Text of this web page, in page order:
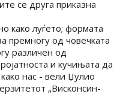
се друга приказна
како луѓето; формата
премногу од човечката
различен од
и кучињата да
нас - вели Џулио
„Висконсин-